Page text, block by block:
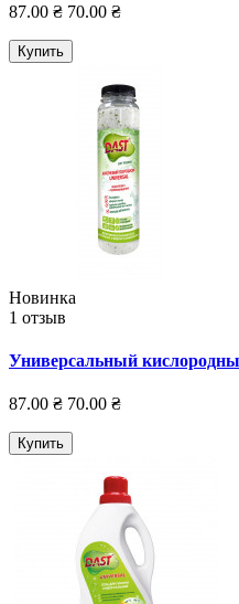
87.00 ₴ 70.00 ₴
Купить
Новинка
1 отзыв
Универсальный
87.00 ₴ 70.00 ₴
Купить